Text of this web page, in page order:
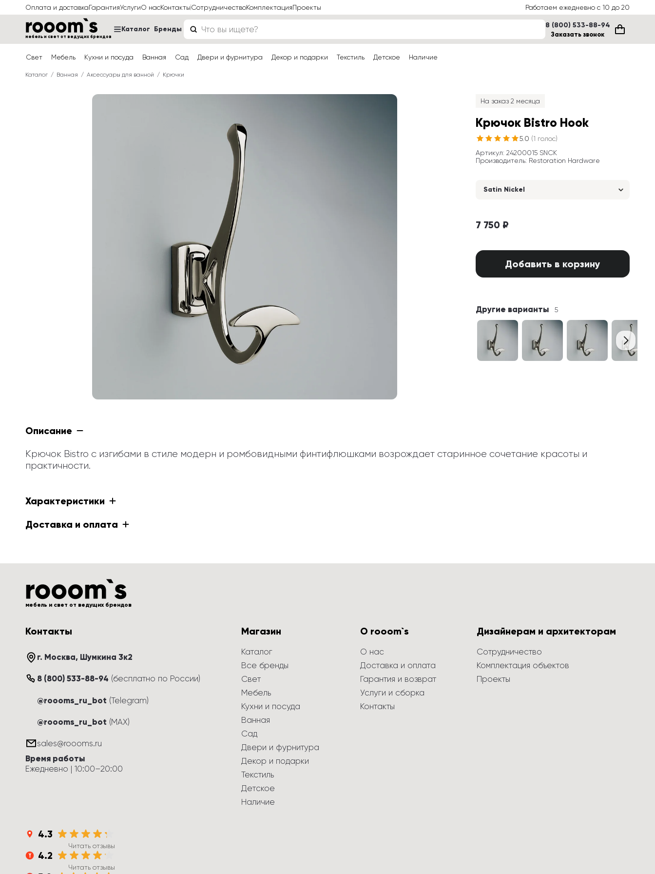
Оплата и доставкаГарантияУслугиО насКонтактыСотрудничествоКомплектацияПроекты Работаем ежедневно с 10 до 20
мебель и свет от ведущих брендов
Каталог Бренды 8 (800) 533-88-94
Заказать звонок
Свет Мебель Кухни и посуда Ванная Сад Двери и фурнитура Декор и подарки Текстиль Детское Наличие
Каталог Ванная Аксессуары для ванной Крючки
На заказ 2 месяца
Крючок Bistro Hook
5.0 (1 голос)
Артикул: 24200015 SNCK
Производитель: Restoration Hardware
Satin Nickel
7 750 ₽
Добавить в корзину
Другие варианты 5
Описание
Крючок Bistro с изгибами в стиле модерн и ромбовидными финтифлюшками возрождает старинное сочетание красоты и
практичности.
Характеристики
Доставка и оплата
мебель и свет от ведущих брендов
Контакты
г. Москва, Шумкина 3к2
8 (800) 533-88-94 (бесплатно по России)
@roooms_ru_bot (Telegram)
@roooms_ru_bot (MAX)
sales@roooms.ru
Время работы
Ежедневно | 10:00–20:00
4.3
Читать отзывы
4.2
Читать отзывы
Магазин
Каталог
Все бренды
Свет
Мебель
Кухни и посуда
Ванная
Сад
Двери и фурнитура
Декор и подарки
Текстиль
Детское
Наличие
О rooom`s
О нас
Доставка и оплата
Гарантия и возврат
Услуги и сборка
Контакты
Дизайнерам и архитекторам
Сотрудничество
Комплектация объектов
Проекты